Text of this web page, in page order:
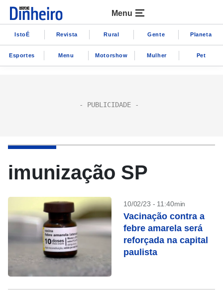
Menu
IstoÉ Revista Rural Gente Planeta
Esportes Menu Motorshow Mulher Pet
imunização SP
10/02/23 - 11:40min
Vacinação contra a
febre amarela será
reforçada na capital
paulista